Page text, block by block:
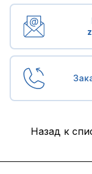
Назад к